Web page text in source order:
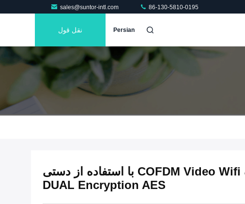
sales@suntor-intl.com 86-130-5810-0195
Persian نقل قول
بزرگنمایی LCD بزرگ COFDM Video Wifi با استفاده از دستی
DUAL Encryption AES